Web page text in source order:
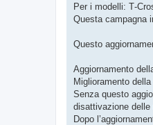
Per i modelli:
Questa campagna
Questo
Aggiornamento
Miglioramento
Senza questo
disattivazione delle
Dopo